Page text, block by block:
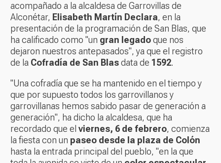
acompañado a la alcaldesa de Garrovillas de
Alconétar, Elisabeth Martín Declara, en la
presentación de la programación de San Blas, que
ha calificado como "un gran legadoque nos
dejaron nuestros antepasados", ya que el registro
de la Cofradía de San Blasdata de 1592.
"Una cofradía que se ha mantenido en el tiempo y
que por supuesto todos los garrovillanos y
garrovillanas hemos sabido pasar de generación a
generación", ha dicho la alcaldesa, que ha
recordado que el viernes, 6 de febrero, comienza
la fiesta con un paseo desde la plaza de Colón
hasta la entrada principal del pueblo, "en la que